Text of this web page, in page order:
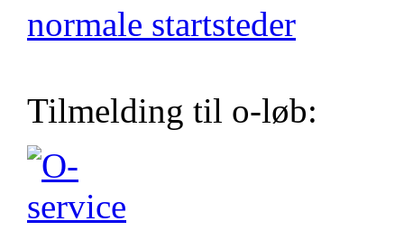
normale startsteder
Tilmelding til o-løb: